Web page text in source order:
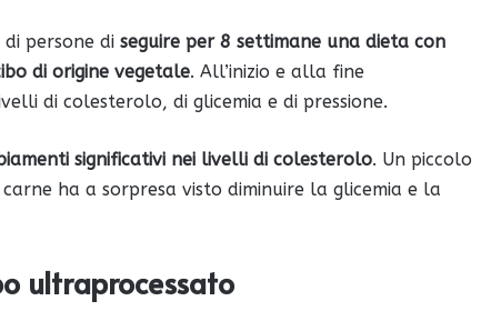
persone di seguire per 8 settimane una dieta con
di origine vegetale. All’inizio e alla fine
di colesterolo, di glicemia e di pressione.
significativi nei livelli di colesterolo. Un piccolo
ha a sorpresa visto diminuire la glicemia e la
ultraprocessato